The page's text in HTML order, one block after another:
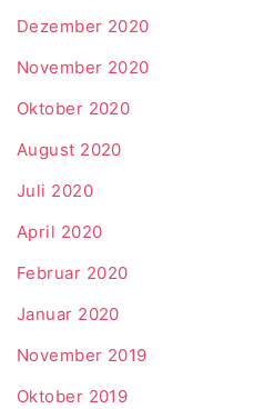
Dezember 2020
November 2020
Oktober 2020
August 2020
Juli 2020
April 2020
Februar 2020
Januar 2020
November 2019
Oktober 2019